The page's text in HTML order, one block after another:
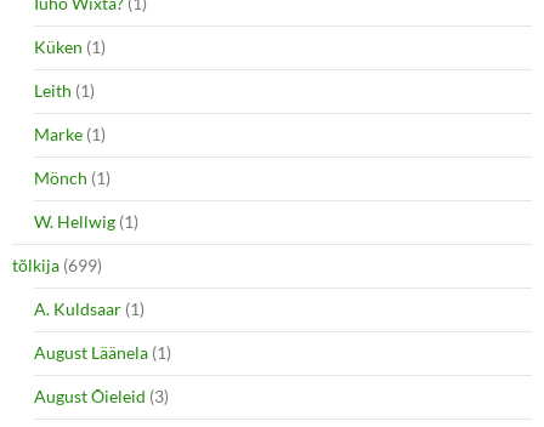
Küken (1)
Leith (1)
Marke (1)
Mönch (1)
W. Hellwig (1)
tõlkija (699)
A. Kuldsaar (1)
August Läänela (1)
August Õieleid (3)